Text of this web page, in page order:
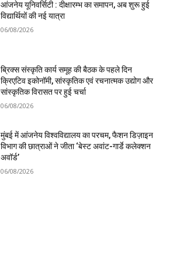
आंजनेय यूनिवर्सिटी : दीक्षारम्भ का समापन, अब शुरू हुई
विद्यार्थियों की नई यात्रा
06/08/2026
ब्रिक्स संस्कृति कार्य समूह की बैठक के पहले दिन
क्रिएटिव इकोनॉमी, सांस्कृतिक एवं रचनात्मक उद्योग और
सांस्कृतिक विरासत पर हुई चर्चा
06/08/2026
मुंबई में आंजनेय विश्वविद्यालय का परचम, फैशन डिज़ाइन
विभाग की छात्राओं ने जीता ‘बेस्ट अवांट-गार्डे कलेक्शन
अवॉर्ड’
06/08/2026